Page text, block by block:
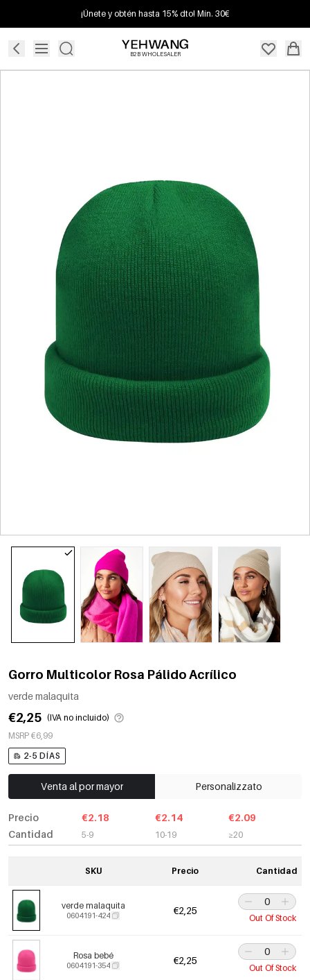
¡Únete y obtén hasta 15% dto! Mín. 30€
B2B WHOLESALER
Gorro Multicolor Rosa Pálido Acrílico
verde malaquita
€2,25 (IVA no incluido)
MSRP €6,99
2-5 DÍAS
Venta al por mayor Personalizzato
Precio
Cantidad
€2.18
5-9
€2.14
10-19
€2.09
≥20
SKU Precio Cantidad
verde malaquita
0604191-424 €2,25
Out Of Stock
Rosa bebé
0604191-354 €2,25
Out Of Stock